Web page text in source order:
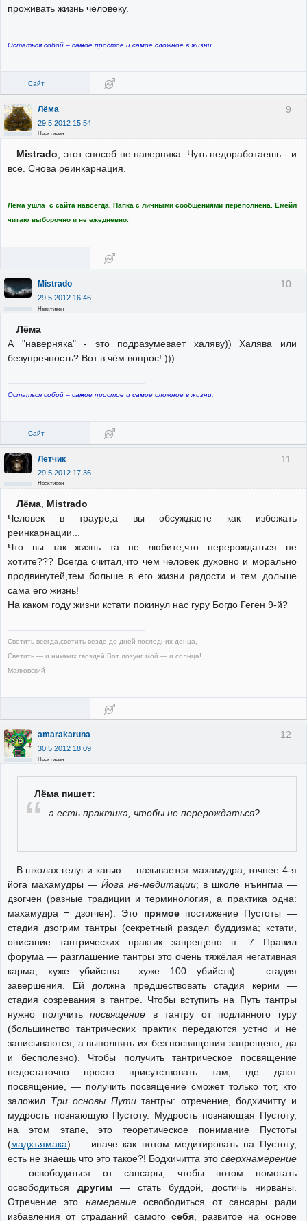
проживать жизнь человеку.
Остаться собой – самое простое и самое сложное в жизни.
Сайт
9
Лёма
29.5.2012 15:54
Неактивен
Mistrado, этот способ не наверняка. Чуть недоработаешь - и
всё. Снова реинкарнация.
Лёма ушла с сайта навсегда. Папка с личными сообщениями переполнена. Емейл
читаю выборочно и не ежедневно.
10
Mistrado
29.5.2012 16:46
Неактивен
Лёма
А "наверняка" - это подразумевает халяву)) Халява или
безупречность? Вот в чём вопрос! )))
Остаться собой – самое простое и самое сложное в жизни.
Сайт
11
Летчик
29.5.2012 17:36
Неактивен
Лёма, Mistrado
Человек в трауре,а вы обсуждаете как избежать
реинкарнации...
Что вы так жизнь та не любите,что перерождаться не
хотите??? Всегда считал,что чем человек духовно и морально
продвинутей,тем больше в его жизни радости и тем дольше
сама его жизнь!
На каком году жизни кстати покинул нас гуру Богдо Геген 9-й?
Светить всегда,светить везде,до дней последних донца,
Светить — и никаких гвоздей!Вот лозунг мой — и солнца!
Маяковский
12
amarakaruna
30.5.2012 18:09
Неактивен
Лёма пишет:
а есть практика, чтобы не перерождаться?
В школах гелуг и кагью — называется махамудра, точнее 4-я
йога махамудры —Йога не-медитации; в школе нъингма —
дзогчен (разные традиции и терминология, а практика одна:
махамудра = дзогчен). Это прямоепостижение Пустоты —
стадия дзогрим тантры (секретный раздел буддизма; кстати,
описание тантрических практик запрещено п. 7 Правил
форума — разглашение тантры это очень тяжёлая негативная
карма, хуже убийства... хуже 100 убийств) — стадия
завершения. Ей должна предшествовать стадия керим —
стадия созревания в тантре. Чтобы вступить на Путь тантры
нужно получитьпосвящение в тантру от подлинного гуру
(большинство тантрических практик передаются устно и не
записываются, а выполнять их без посвящения запрещено, да
и бесполезно). Чтобы получитьтантрическое посвящение
недостаточно просто присутствовать там, где дают
посвящение, — получить посвящение сможет только тот, кто
заложил Три основы Путитантры: отречение, бодхичитту и
мудрость познающую Пустоту. Мудрость познающая Пустоту,
на этом этапе, это теоретическое понимание Пустоты
(мадхъямака) — иначе как потом медитировать на Пустоту,
есть не знаешь что это такое?! Бодхичитта это сверхнамерение
— освободиться от сансары, чтобы потом помогать
освободиться другим— стать буддой, достичь нирваны.
Отречение это намерениеосвободиться от сансары ради
избавления от страданий самого себя, развитое на основе